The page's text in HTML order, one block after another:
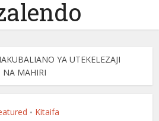
YA UTEKELEZAJI
NA MAHIRI
• Kitaifa